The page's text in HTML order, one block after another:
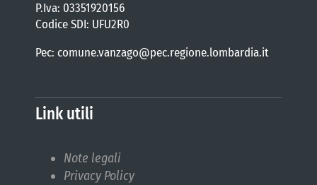
P.Iva: 03351920156
Codice SDI: UFU2R0
Pec: comune.vanzago@pec.regione.lombardia.it
Link utili
Note legali
Privacy Policy